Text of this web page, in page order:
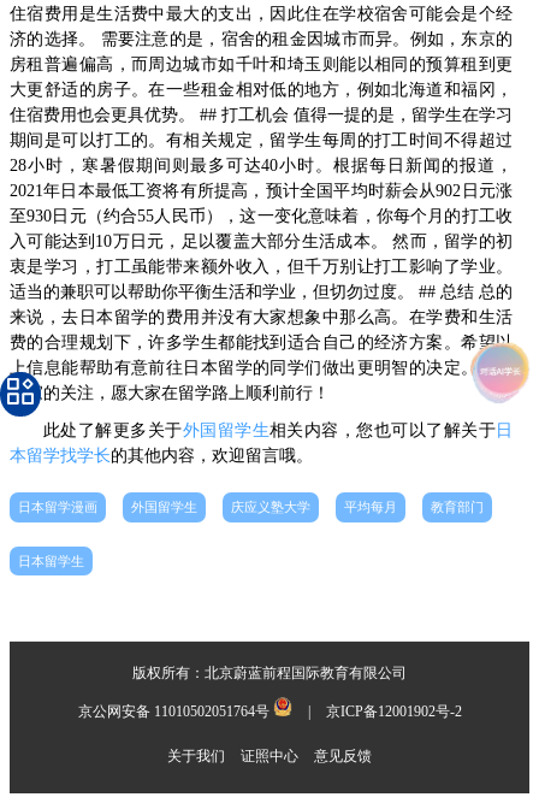
住宿费用是生活费中最大的支出，因此住在学校宿舍可能会是个经
济的选择。 需要注意的是，宿舍的租金因城市而异。例如，东京的
房租普遍偏高，而周边城市如千叶和埼玉则能以相同的预算租到更
大更舒适的房子。在一些租金相对低的地方，例如北海道和福冈，
住宿费用也会更具优势。 ## 打工机会 值得一提的是，留学生在学习
期间是可以打工的。有相关规定，留学生每周的打工时间不得超过
28小时，寒暑假期间则最多可达40小时。根据每日新闻的报道，
2021年日本最低工资将有所提高，预计全国平均时薪会从902日元涨
至930日元（约合55人民币），这一变化意味着，你每个月的打工收
入可能达到10万日元，足以覆盖大部分生活成本。 然而，留学的初
衷是学习，打工虽能带来额外收入，但千万别让打工影响了学业。
适当的兼职可以帮助你平衡生活和学业，但切勿过度。 ## 总结 总的
来说，去日本留学的费用并没有大家想象中那么高。在学费和生活
费的合理规划下，许多学生都能找到适合自己的经济方案。希望以
上信息能帮助有意前往日本留学的同学们做出更明智的决定。感谢
大家的关注，愿大家在留学路上顺利前行！
此处了解更多关于外国留学生相关内容，您也可以了解关于 日
本留学找学长的其他内容，欢迎留言哦。
日本留学漫画 外国留学生 庆应义塾大学 平均每月 教育部门
日本留学生
版权所有：北京蔚蓝前程国际教育有限公司
京公网安备 11010502051764号 京ICP备12001902号-2
关于我们 证照中心 意见反馈